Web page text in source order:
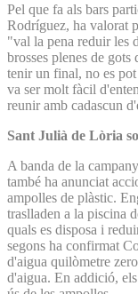
Pel que fa als bars
Rodríguez, ha valorat
"val la pena reduir les
brosses plenes de
tenir un final, no es
va ser molt fàcil
reunir amb cadascun
Sant Julià de Lòria
A banda de la
també ha anunciat
ampolles de plàstic.
traslladen a la piscina
quals es disposa i
segons ha confirmat
d'aigua quilòmetre
d'aigua. En addició,